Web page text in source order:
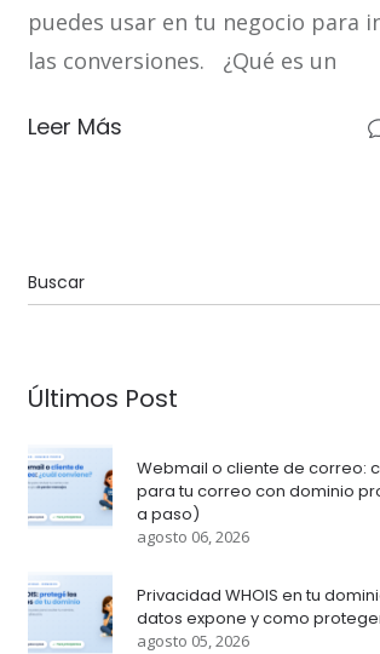
puedes usar en tu negocio para
las conversiones. ¿Qué es un
Leer Más
Últimos Post
Webmail o cliente de correo:
para tu correo con dominio
a paso)
agosto 06, 2026
Privacidad WHOIS en tu
datos expone y como
agosto 05, 2026